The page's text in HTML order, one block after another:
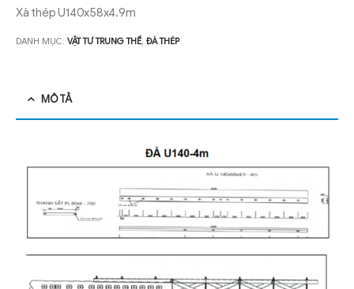
Xà thép U140x58x4.9m
DANH MỤC: VẬT TƯ TRUNG THẾ, ĐÀ THÉP
MÔ TẢ